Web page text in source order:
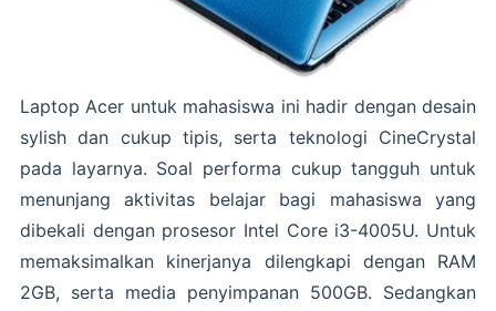
Laptop Acer untuk mahasiswa ini hadir dengan desain
sylish dan cukup tipis, serta teknologi CineCrystal
pada layarnya. Soal performa cukup tangguh untuk
menunjang aktivitas belajar bagi mahasiswa yang
dibekali dengan prosesor Intel Core i3-4005U. Untuk
memaksimalkan kinerjanya dilengkapi dengan RAM
2GB, serta media penyimpanan 500GB. Sedangkan